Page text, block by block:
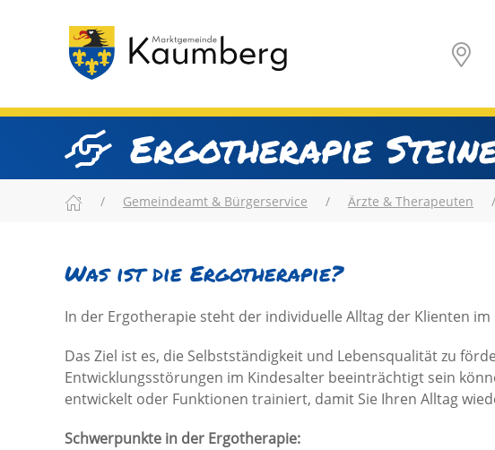
Ergotherapie
Gemeindeamt & Bürgerservice Ärzte & Therapeuten
Was ist die Ergotherapie?
In der Ergotherapie steht der individuelle Alltag der Klienten
Das Ziel ist es, die Selbstständigkeit und Lebensqualität zu
Entwicklungsstörungen im Kindesalter beeinträchtigt sein
entwickelt oder Funktionen trainiert, damit Sie Ihren Alltag
Schwerpunkte in der Ergotherapie: